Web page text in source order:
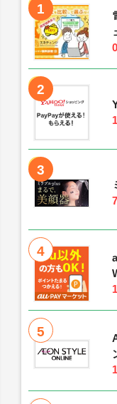
1
2
3
4
5